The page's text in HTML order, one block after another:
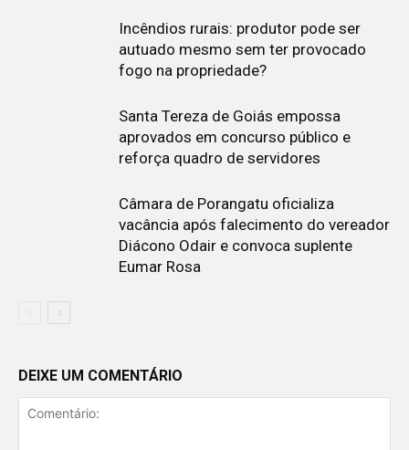
Incêndios rurais: produtor pode ser
autuado mesmo sem ter provocado
fogo na propriedade?
Santa Tereza de Goiás empossa
aprovados em concurso público e
reforça quadro de servidores
Câmara de Porangatu oficializa
vacância após falecimento do vereador
Diácono Odair e convoca suplente
Eumar Rosa
DEIXE UM COMENTÁRIO